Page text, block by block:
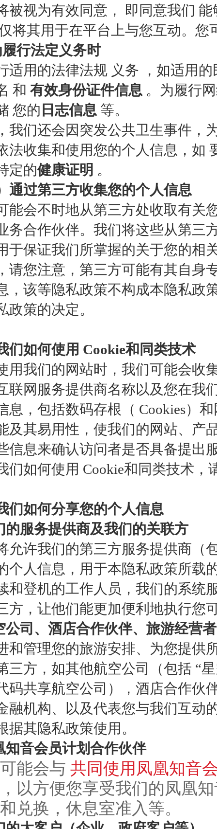
被视为有效同意， 即同意我们
将其用于在平台上与您互动。
行法定义务时
适用的法律法规 义务 ，如适用
和 有效身份证件信息 。为履行
您的 日志信息 等。
我们还会因突发公共卫生事件，
法收集和使用您的个人信息，如
定的健康证明 。
通过第三方收集您的个人信息
能会不时地从第三方处收取有关
务合作伙伴。我们将这些从第三
于保证我们所掌握的关于您的相
请您注意，第三方可能有其自身
，该等隐私政策不构成本隐私政
政策的决定。
们如何使用 Cookie和同类技术
用我们的网站时，我们可能会收
联网服务提供商名称以及您在我
息，包括数码存根（ Cookies）
及其易用性，使我们的网站、产
信息来确认访问者是否具备提出
们如何使用 Cookie和同类技术，
们如何分享您的个人信息
的服务提供商及我们的关联方
允许我们的第三方服务提供商（
个人信息，用于本隐私政策所载
和登机的工作人员，我们的系统
方，让他们能更加便利地执行您
公司、酒店合作伙伴、旅游经营
和管理您的旅游安排、为您提供
三方，如其他航空公司（包括 “
码共享航空公司），酒店合作伙
融机构、以及代表您与我们互动
据其隐私政策使用。
知音会员计划合作伙伴
能会与 共同使用凤凰知音
以方便您享受我们的凤凰
兑换，休息室准入等。